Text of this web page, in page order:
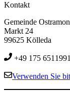
Kontakt
Gemeinde
Markt 24
99625 Kölleda
+49 175 6511991
Verwenden Sie